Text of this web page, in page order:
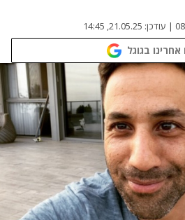
| עודכן: 21.05.25, 14:45
בגוגל